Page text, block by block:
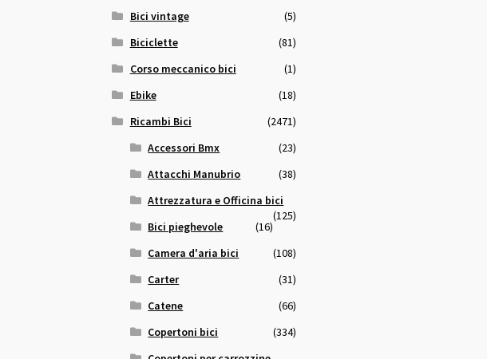
Bici vintage
(5)
Biciclette
(81)
Corso meccanico bici
(1)
Ebike
(18)
Ricambi Bici
(2471)
Accessori Bmx
(23)
Attacchi Manubrio
(38)
Attrezzatura e Officina bici
(125)
Bici pieghevole
(16)
Camera d'aria bici
(108)
Carter
(31)
Catene
(66)
Copertoni bici
(334)